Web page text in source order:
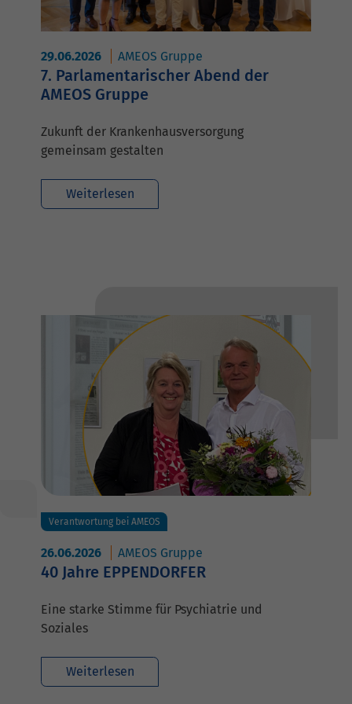
29.06.2026 AMEOS Gruppe
7. Parlamentarischer Abend der
AMEOS Gruppe
Zukunft der Krankenhausversorgung
gemeinsam gestalten
Weiterlesen
Verantwortung bei AMEOS
26.06.2026 AMEOS Gruppe
40 Jahre EPPENDORFER
Eine starke Stimme für Psychiatrie und
Soziales
Weiterlesen